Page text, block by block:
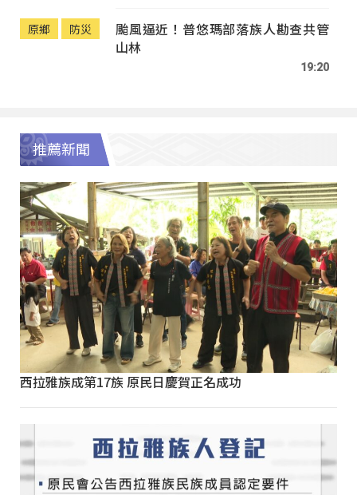
原鄉 防災
颱風逼近！普悠瑪部落族人勘查共管
山林
19:20
推薦新聞
西拉雅族成第17族 原民日慶賀正名成功